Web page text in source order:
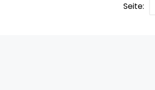
Seite: